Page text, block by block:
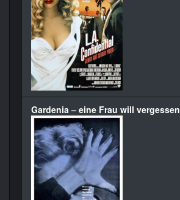
Gardenia – eine Frau will vergessen